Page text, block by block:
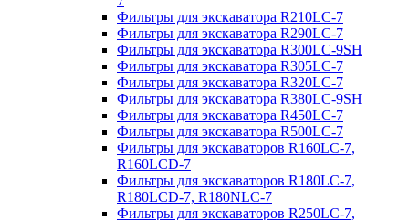
Фильтры для экскаватора R210LC-7
Фильтры для экскаватора R290LC-7
Фильтры для экскаватора R300LC-9SH
Фильтры для экскаватора R305LC-7
Фильтры для экскаватора R320LC-7
Фильтры для экскаватора R380LC-9SH
Фильтры для экскаватора R450LC-7
Фильтры для экскаватора R500LC-7
Фильтры для экскаваторов R160LC-7,
R160LCD-7
Фильтры для экскаваторов R180LC-7,
R180LCD-7, R180NLC-7
Фильтры для экскаваторов R250LC-7,